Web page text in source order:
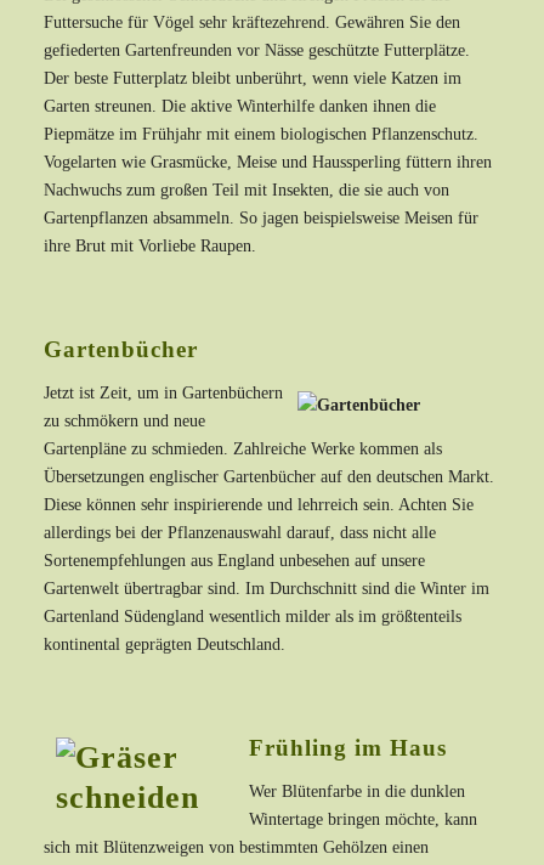
Futtersuche für Vögel sehr kräftezehrend. Gewähren Sie den
gefiederten Gartenfreunden vor Nässe geschützte Futterplätze.
Der beste Futterplatz bleibt unberührt, wenn viele Katzen im
Garten streunen. Die aktive Winterhilfe danken ihnen die
Piepmätze im Frühjahr mit einem biologischen Pflanzenschutz.
Vogelarten wie Grasmücke, Meise und Haussperling füttern ihren
Nachwuchs zum großen Teil mit Insekten, die sie auch von
Gartenpflanzen absammeln. So jagen beispielsweise Meisen für
ihre Brut mit Vorliebe Raupen.
Gartenbücher
Jetzt ist Zeit, um in Gartenbüchern
zu schmökern und neue
Gartenpläne zu schmieden. Zahlreiche Werke kommen als
Übersetzungen englischer Gartenbücher auf den deutschen Markt.
Diese können sehr inspirierende und lehrreich sein. Achten Sie
allerdings bei der Pflanzenauswahl darauf, dass nicht alle
Sortenempfehlungen aus England unbesehen auf unsere
Gartenwelt übertragbar sind. Im Durchschnitt sind die Winter im
Gartenland Südengland wesentlich milder als im größtenteils
kontinental geprägten Deutschland.
Frühling im Haus
Wer Blütenfarbe in die dunklen
Wintertage bringen möchte, kann
sich mit Blütenzweigen von bestimmten Gehölzen einen